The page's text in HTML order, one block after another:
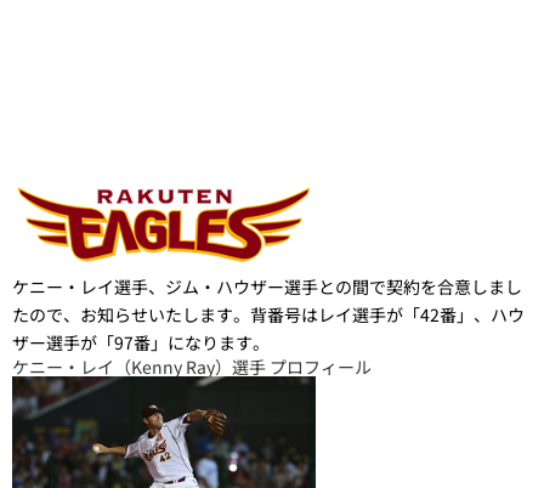
ケニー・レイ選手、ジム・ハウザー選手との間で契約を合意しまし
たので、お知らせいたします。背番号はレイ選手が「42番」、ハウ
ザー選手が「97番」になります。
ケニー・レイ（Kenny Ray）選手 プロフィール